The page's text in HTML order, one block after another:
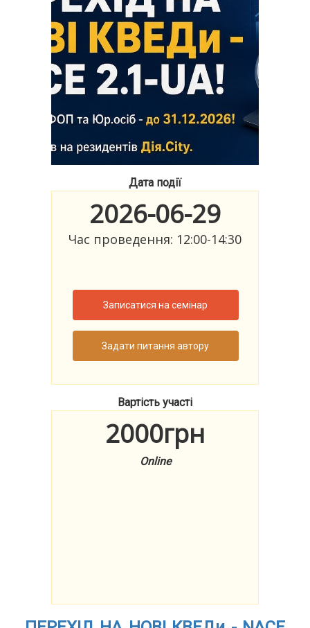
Дата події
2026-06-29
Час проведення: 12:00-14:30
Записатися на семінар
Задати питання автору
Вартість участі
2000грн
Online